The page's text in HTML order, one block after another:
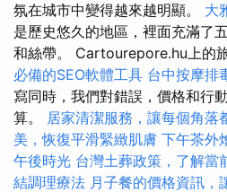
氛在城市中變得越來越明顯。 大
是歷史悠久的地區，裡面充滿了
和絲帶。 Cartourepore.hu上的
必備的SEO軟體工具 台中按摩排
寫同時，我們對錯誤，價格和行
算。 居家清潔服務，讓每個角落
美，恢復平滑緊緻肌膚 下午茶外
午後時光 台灣土葬政策，了解當
結調理療法 月子餐的價格資訊，